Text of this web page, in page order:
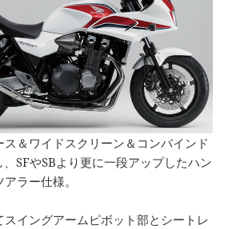
ス＆ワイドスクリーン＆コンバインド
SFやSBより更に一段アップしたハン
ラー仕様。
スイングアームピボット部とシートレ